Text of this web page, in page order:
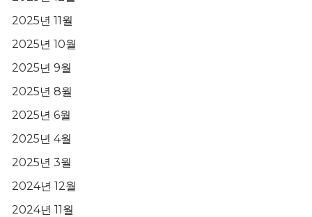
2025년 11월
2025년 10월
2025년 9월
2025년 8월
2025년 6월
2025년 4월
2025년 3월
2024년 12월
2024년 11월